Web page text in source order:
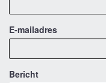
E-mailadres
Bericht